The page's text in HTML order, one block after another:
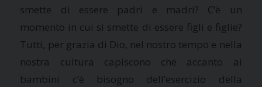
smette di essere padri e madri? C’è un
momento in cui si smette di essere figli e figlie?
Tutti, per grazia di Dio, nel nostro tempo e nella
nostra cultura capiscono che accanto ai
bambini c’è bisogno dell’esercizio della